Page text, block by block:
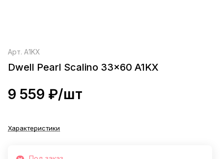
Арт. A1KX
Dwell Pearl Scalino 33x60 A1KX
9 559 ₽/шт
Характеристики